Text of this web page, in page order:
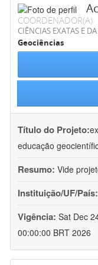
COORDENADOR(A)
CIÊNCIAS EXATAS E
Geociências
Título do Projeto:
educação
Resumo: Vide
Instituição/UF/País:
Vigência: Sat Dec
00:00:00 BRT 2026